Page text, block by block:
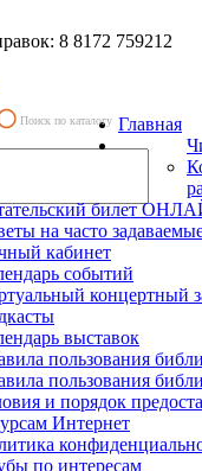
8 8172 759212
Поиск по каталогу Главная
билет
на часто
кабинет
событий
концертный
выставок
пользования
пользования
и порядок
Интернет
по интересам